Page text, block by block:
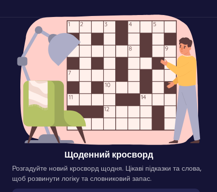
Щоденний кросворд
Розгадуйте новий кросворд щодня. Цікаві підказки та слова,
щоб розвинути логіку та словниковий запас.